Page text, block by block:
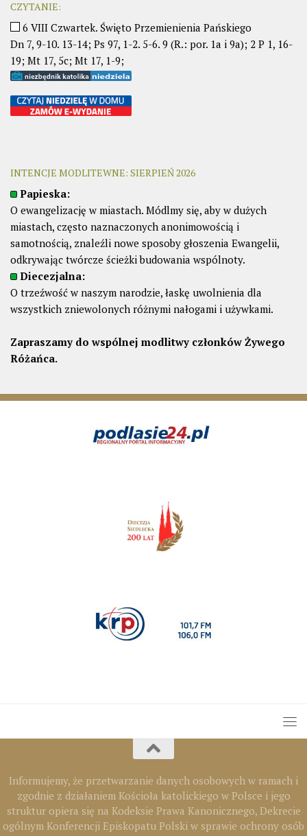
CZYTANIE:
6 VIII Czwartek. Święto Przemienienia Pańskiego
Dn 7, 9-10. 13-14; Ps 97, 1-2. 5-6. 9 (R.: por. 1a i 9a); 2 P 1, 16-
19; Mt 17, 5c; Mt 17, 1-9;
INTENCJE MODLITEWNE: SIERPIEŃ 2026
Papieska:
O ewangelizację w miastach. Módlmy się, aby w dużych
miastach, często naznaczonych anonimowością i
samotnością, znaleźli nowe sposoby głoszenia Ewangelii,
odkrywając twórcze ścieżki budowania wspólnoty.
Diecezjalna:
O trzeźwość w naszym narodzie, łaskę uwolnienia dla
wszystkich zniewolonych różnymi nałogami i używkami.
Zapraszamy do wspólnej modlitwy członków Żywego
Różańca.
Informujemy, że przetwarzanie danych osobowych w ramach i
zgodnie z działaniem Kościoła katolickiego w Polsce i jego
struktur opiera się na Kodeksie Prawa Kanonicznego, Dekrecie
ogólnym Konferencji Episkopatu Polski w sprawie ochrony osób